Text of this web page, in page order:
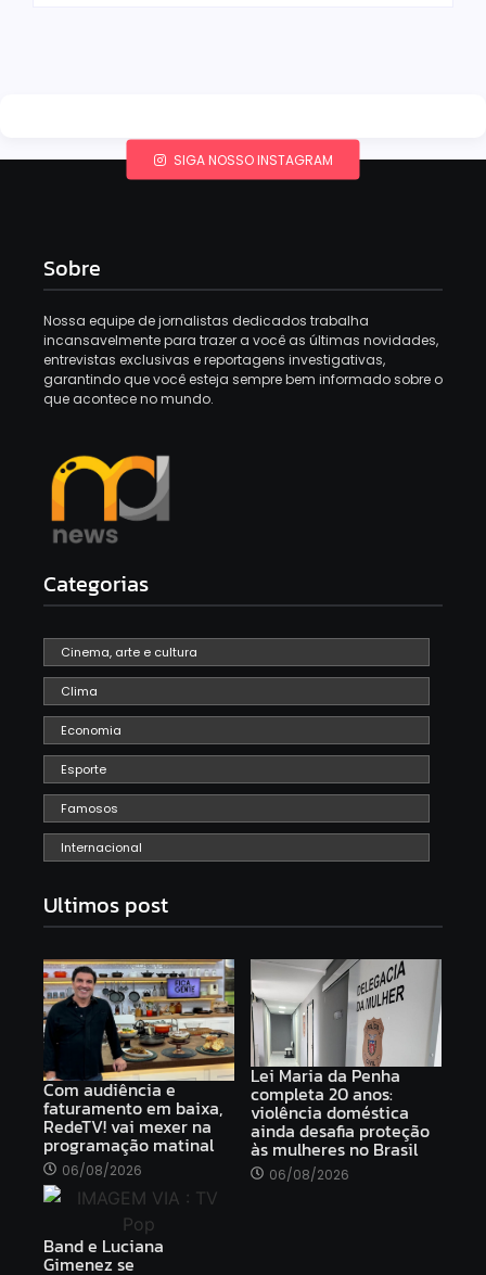
SIGA NOSSO INSTAGRAM
Sobre
Nossa equipe de jornalistas dedicados trabalha
incansavelmente para trazer a você as últimas novidades,
entrevistas exclusivas e reportagens investigativas,
garantindo que você esteja sempre bem informado sobre o
que acontece no mundo.
Categorias
Cinema, arte e cultura
Clima
Economia
Esporte
Famosos
Internacional
Ultimos post
Com audiência e
faturamento em baixa,
RedeTV! vai mexer na
programação matinal
06/08/2026
Lei Maria da Penha
completa 20 anos:
violência doméstica
ainda desafia proteção
às mulheres no Brasil
06/08/2026
Band e Luciana
Gimenez se